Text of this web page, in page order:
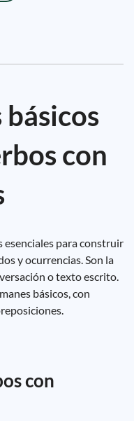
con
esenciales para construir
y ocurrencias. Son la
o texto escrito.
básicos, con
con